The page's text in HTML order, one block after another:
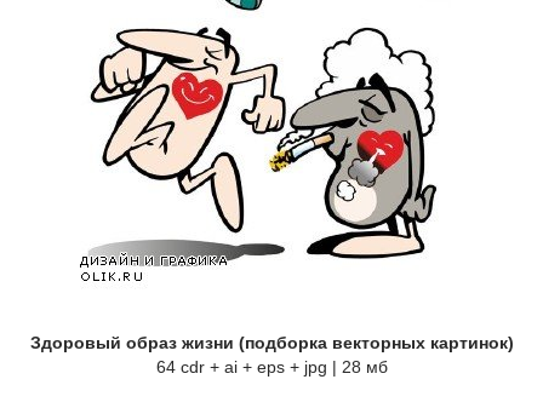
Здоровый образ жизни (подборка векторных картинок)
64 cdr + ai + eps + jpg | 28 мб